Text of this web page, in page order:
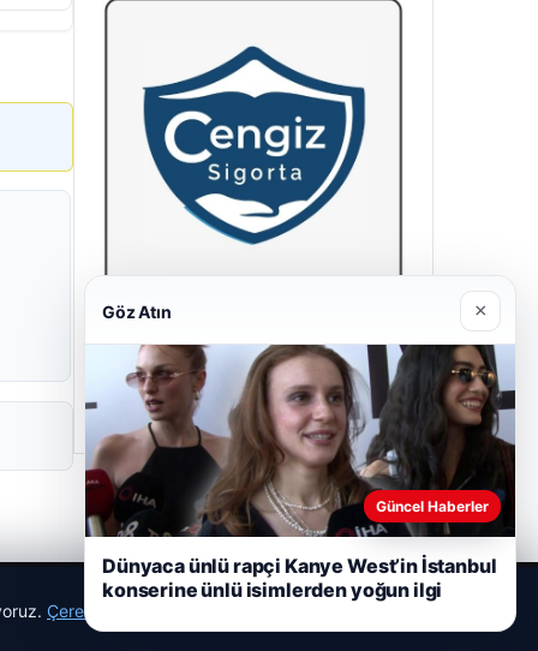
23/06/2026
Çerez Politikamız
Göz Atın ×
Güncel Haberler
Dünyaca ünlü rapçi Kanye West’in İstanbul
konserine ünlü isimlerden yoğun ilgi